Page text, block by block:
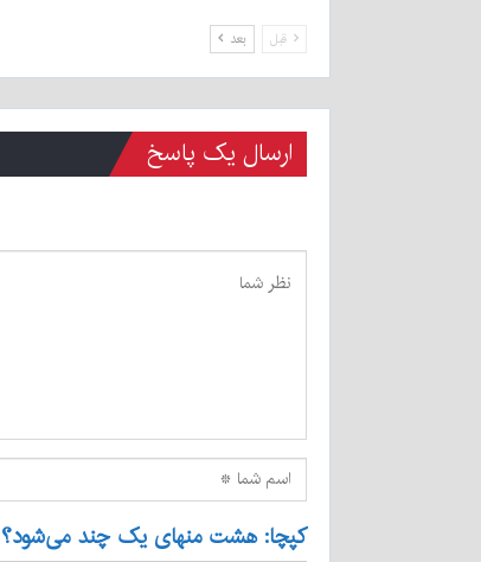
قبل بعد
ارسال یک پاسخ
کپچا: هشت منهای یک چند می‌شود؟